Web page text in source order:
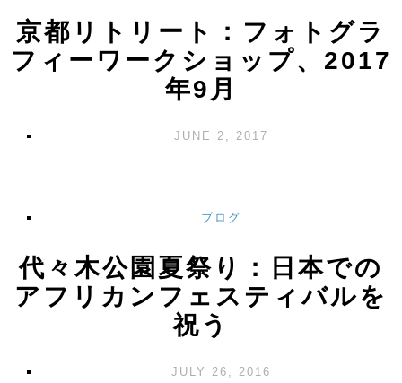
京都リトリート：フォトグラ
フィーワークショップ、2017
年9月
JUNE 2, 2017
ブログ
代々木公園夏祭り：日本での
アフリカンフェスティバルを
祝う
JULY 26, 2016